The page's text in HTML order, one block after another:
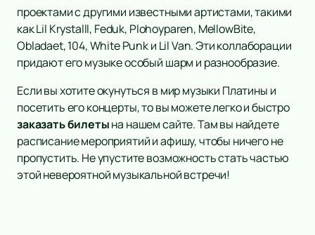
проектами с другими известными артистами, такими
как Lil Krystalll, Feduk, Plohoyparen, MellowBite,
Obladaet, 104, White Punk и Lil Van. Эти коллаборации
придают его музыке особый шарм и разнообразие.
Если вы хотите окунуться в мир музыки Платины и
посетить его концерты, то вы можете легко и быстро
заказать билетына нашем сайте. Там вы найдете
расписание мероприятий и афишу, чтобы ничего не
пропустить. Не упустите возможность стать частью
этой невероятной музыкальной встречи!